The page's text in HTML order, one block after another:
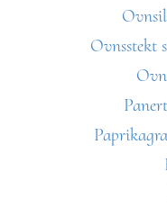
Ovnsstekt